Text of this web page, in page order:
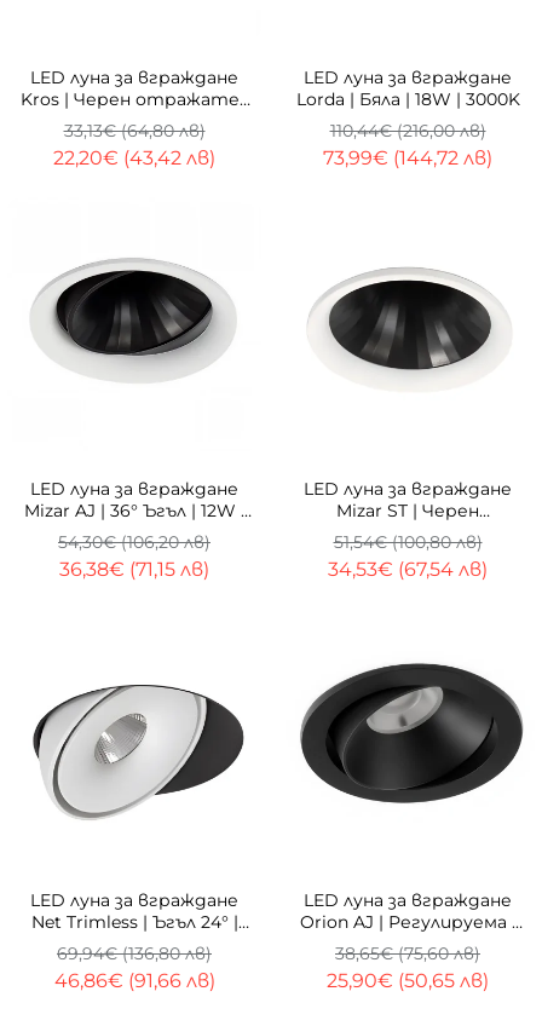
LED луна за вграждане
Kros | Черен отражател
| 3000K
22,20€ (43,42 лв)
33,13€ (64,80 лв)
LED луна за вграждане
Lorda | Бяла | 18W | 3000K
73,99€ (144,72 лв)
110,44€ (216,00 лв)
LED луна за вграждане
Mizar AJ | 36° Ъгъл | 12W |
3000K
36,38€ (71,15 лв)
54,30€ (106,20 лв)
LED луна за вграждане
Mizar ST | Черен
рефлектор | 12W | 3000K
34,53€ (67,54 лв)
51,54€ (100,80 лв)
LED луна за вграждане
Net Trimless | Ъгъл 24° |
Без ръб | 3000K | 10W
46,86€ (91,66 лв)
69,94€ (136,80 лв)
LED луна за вграждане
Orion AJ | Регулируема |
3000K | 10W
25,90€ (50,65 лв)
38,65€ (75,60 лв)